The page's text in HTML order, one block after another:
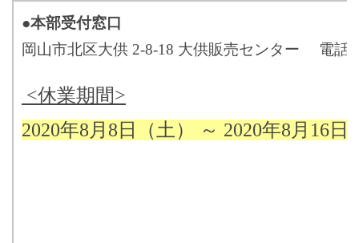
●本部受付窓口
岡山市北区大供 2-8-18 大供販売センター 電話
<休業期間>
2020年8月8日（土） ～ 2020年8月16日